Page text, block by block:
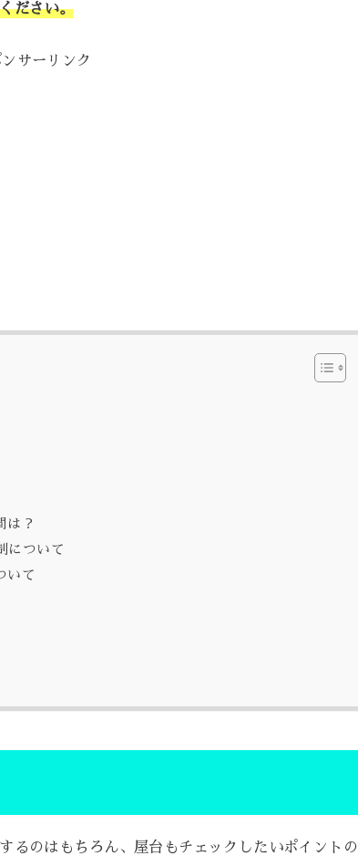
ださい。
ンサーリンク
は？
について
いて
るのはもちろん、屋台もチェックしたいポイントの